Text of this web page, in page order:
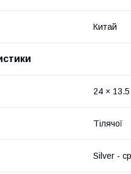
Китай
24 ×
Тілячої
Silver -